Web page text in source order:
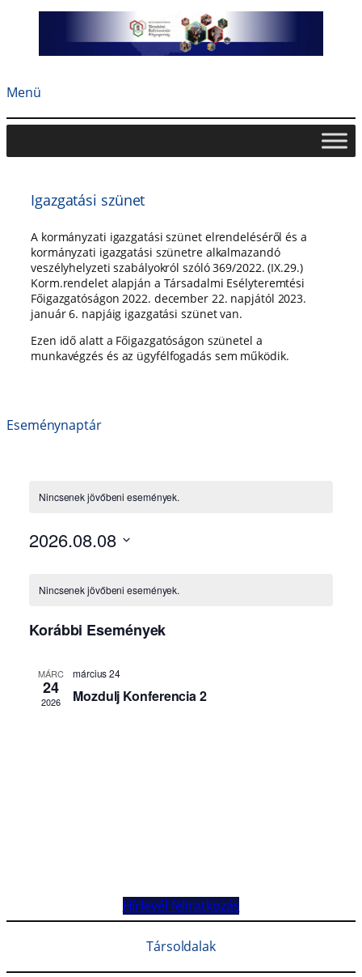
Menü
Igazgatási szünet
A kormányzati igazgatási szünet elrendeléséről és a
kormányzati igazgatási szünetre alkalmazandó
veszélyhelyzeti szabályokról szóló 369/2022. (IX.29.)
Korm.rendelet alapján a Társadalmi Esélyteremtési
Főigazgatóságon 2022. december 22. napjától 2023.
január 6. napjáig igazgatási szünet van.
Ezen idő alatt a Főigazgatóságon szünetel a
munkavégzés és az ügyfélfogadás sem működik.
Eseménynaptár
Hírlevél feliratkozás
Társoldalak